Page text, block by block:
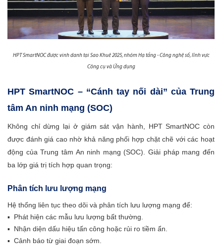
HPT SmartNOC được vinh danh tại Sao Khuê 2025, nhóm Hạ tầng - Công nghệ số, lĩnh vực
Công cụ và Ứng dụng
HPT SmartNOC – “Cánh tay nối dài” của Trung
tâm An ninh mạng (SOC)
Không chỉ dừng lại ở giám sát vận hành, HPT SmartNOC còn
được đánh giá cao nhờ khả năng phối hợp chặt chẽ với các hoạt
động của Trung tâm An ninh mạng (SOC). Giải pháp mang đến
ba lớp giá trị tích hợp quan trọng:
Phân tích lưu lượng mạng
Hệ thống liên tục theo dõi và phân tích lưu lượng mạng để:
▪ Phát hiện các mẫu lưu lượng bất thường.
▪ Nhận diện dấu hiệu tấn công hoặc rủi ro tiềm ẩn.
▪ Cảnh báo từ giai đoạn sớm.